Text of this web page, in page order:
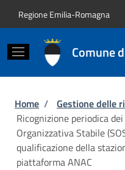
Regione Emilia-Romagna
Comune
Briciole di
Home / Gestione delle
Ricognizione periodica
Organizzativa Stabile
qualificazione della
piattaforma ANAC